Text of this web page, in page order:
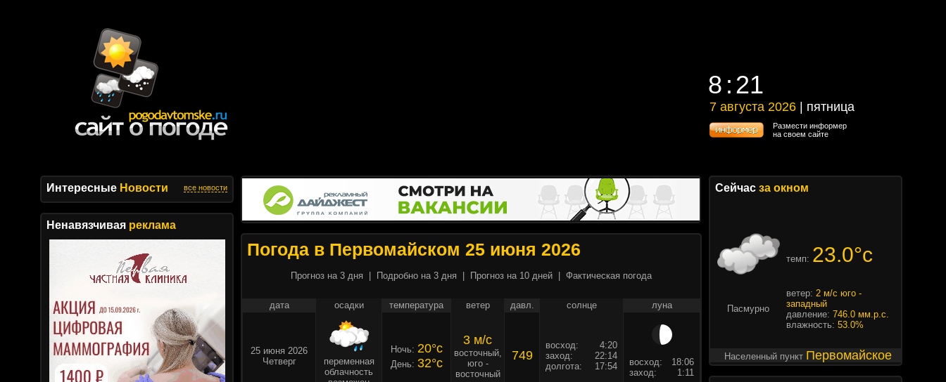
8 21
8 21
7 августа 2026 | пятница
7 августа 2026 | пятница
Размести информер
на своем сайте
Интересные Новости все новости
Ненавязчивая реклама
Погода в Первомайском 25 июня 2026
Прогноз на 3 дня Подробно на 3 дня Прогноз на 10 дней Фактическая погода
дата осадки температура ветер давл. солнце луна
25 июня 2026
Четверг
переменная
облачность
Ночь: 20°c
День: 32°c
3 м/c
восточный,
юго -
восточный
749
восход:
4:20
заход:
22:14
долгота:
17:54 восход:
18:06
заход:
1:11
Сейчас за окном
темп: 23.0°c
Пасмурно
ветер: 2 м/с юго -
западный
давление: 746.0 мм.р.с.
влажность: 53.0%
Населенный пункт Первомайское